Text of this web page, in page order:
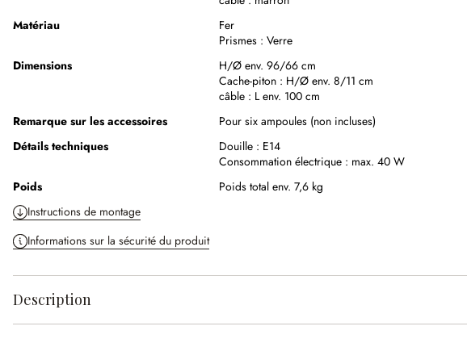
Matériau
Fer
Prismes : Verre
Dimensions
H/Ø env. 96/66 cm
Cache-piton : H/Ø env. 8/11 cm
câble : L env. 100 cm
Remarque sur les accessoires
Pour six ampoules (non incluses)
Détails techniques
Douille : E14
Consommation électrique : max. 40 W
Poids
Poids total env. 7,6 kg
Instructions de montage
Informations sur la sécurité du produit
Description